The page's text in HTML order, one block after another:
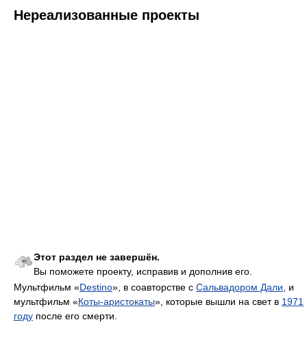
Нереализованные проекты
Этот раздел не завершён.
Вы поможете проекту, исправив и дополнив его.
Мультфильм «Destino», в соавторстве с Сальвадором Дали , и
мультфильм «Коты-аристокаты», которые вышли на свет в 1971
году после его смерти.